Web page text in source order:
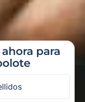
para